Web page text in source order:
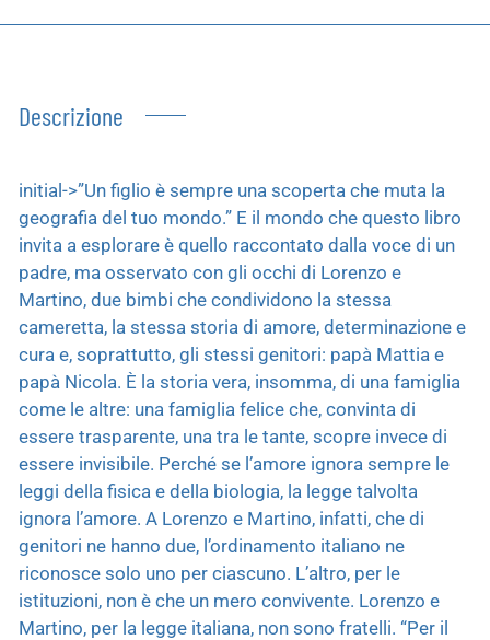
Descrizione
initial->”Un figlio è sempre una scoperta che muta la
geografia del tuo mondo.” E il mondo che questo libro
invita a esplorare è quello raccontato dalla voce di un
padre, ma osservato con gli occhi di Lorenzo e
Martino, due bimbi che condividono la stessa
cameretta, la stessa storia di amore, determinazione e
cura e, soprattutto, gli stessi genitori: papà Mattia e
papà Nicola. È la storia vera, insomma, di una famiglia
come le altre: una famiglia felice che, convinta di
essere trasparente, una tra le tante, scopre invece di
essere invisibile. Perché se l’amore ignora sempre le
leggi della fisica e della biologia, la legge talvolta
ignora l’amore. A Lorenzo e Martino, infatti, che di
genitori ne hanno due, l’ordinamento italiano ne
riconosce solo uno per ciascuno. L’altro, per le
istituzioni, non è che un mero convivente. Lorenzo e
Martino, per la legge italiana, non sono fratelli. “Per il